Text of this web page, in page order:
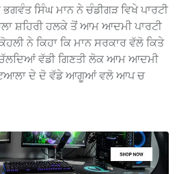
ਸਿੰਘ ਮਾਨ ਨੇ ਚੰਡੀਗੜ ਵਿਖੇ ਪਾਰਟੀ
ਸ਼ਹਿਰੀ ਹਲਕੇ ਤੋਂ ਆਮ ਆਦਮੀ ਪਾਰਟੀ
ਨੇ ਕਿਹਾ ਕਿ ਮਾਨ ਸਰਕਾਰ ਵੱਲੋ ਕਿਤੇ
ਵੱਡੀ ਗਿਣਤੀ ਲੋਕ ਆਮ ਆਦਮੀ
ਦੇ ਦੋ ਵੱਡੇ ਆਗੂਆਂ ਵਲੋ ਆਪ ਚ